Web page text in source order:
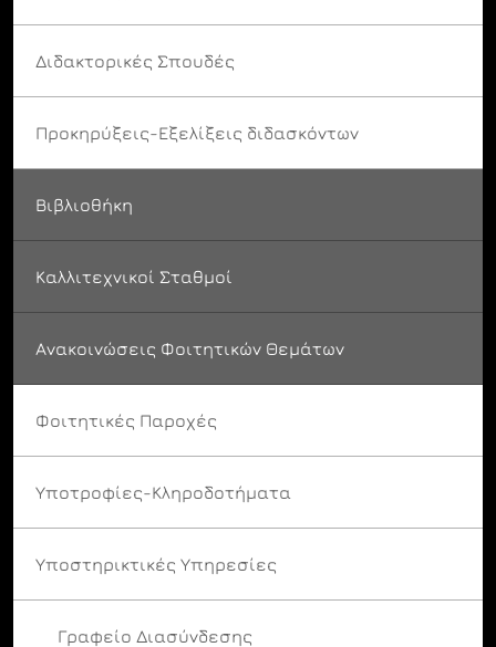
Διδακτορικές Σπουδές
Προκηρύξεις-Εξελίξεις διδασκόντων
Βιβλιοθήκη
Καλλιτεχνικοί Σταθμοί
Ανακοινώσεις Φοιτητικών Θεμάτων
Φοιτητικές Παροχές
Υποτροφίες-Κληροδοτήματα
Υποστηρικτικές Υπηρεσίες
Γραφείο Διασύνδεσης